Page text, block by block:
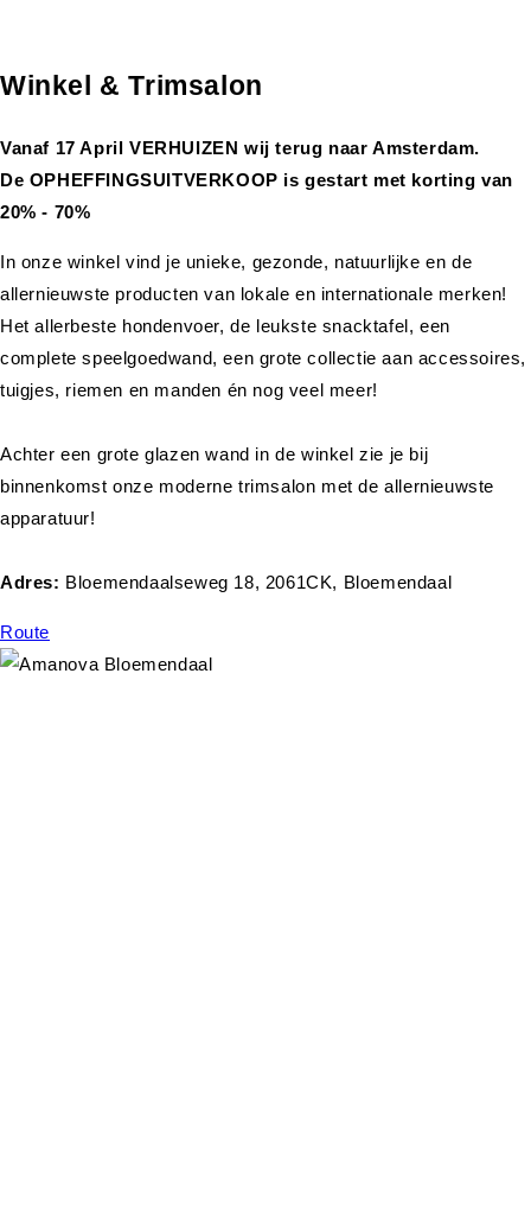
Winkel & Trimsalon
Vanaf 17 April VERHUIZEN wij terug naar Amsterdam.
De OPHEFFINGSUITVERKOOP is gestart met korting van
20% - 70%
In onze winkel vind je unieke, gezonde, natuurlijke en de
allernieuwste producten van lokale en internationale merken!
Het allerbeste hondenvoer, de leukste snacktafel, een
complete speelgoedwand, een grote collectie aan accessoires,
tuigjes, riemen en manden én nog veel meer!
Achter een grote glazen wand in de winkel zie je bij
binnenkomst onze moderne trimsalon met de allernieuwste
apparatuur!
Adres: Bloemendaalseweg 18, 2061CK, Bloemendaal
Route